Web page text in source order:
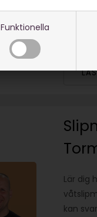
Funktionella
Lär dig
kan